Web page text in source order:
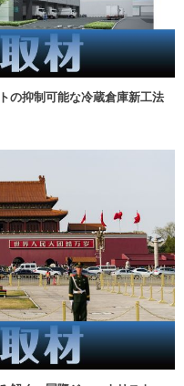
の抑制可能な冷蔵倉庫新工法